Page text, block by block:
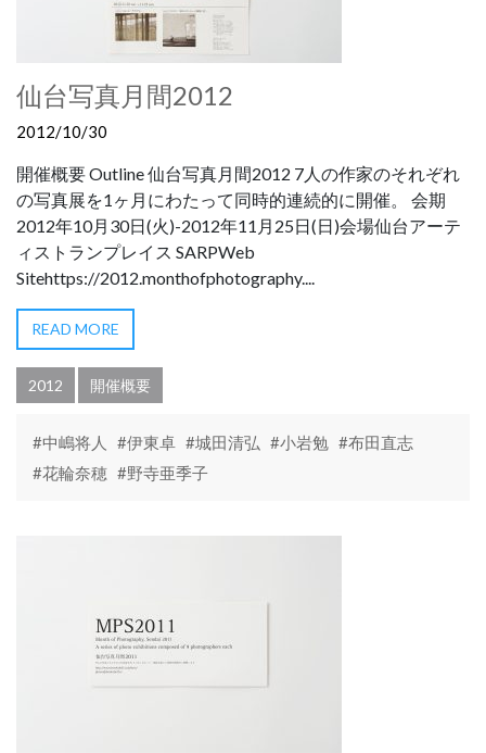
仙台写真月間2012
2012/10/30
開催概要 Outline 仙台写真月間2012 7人の作家のそれぞれ
の写真展を1ヶ月にわたって同時的連続的に開催。 会期
2012年10月30日(火)-2012年11月25日(日)会場仙台アーテ
ィストランプレイス SARPWeb
Sitehttps://2012.monthofphotography....
READ MORE
2012 開催概要
#中嶋将人 #伊東卓 #城田清弘 #小岩勉 #布田直志
#花輪奈穂 #野寺亜季子